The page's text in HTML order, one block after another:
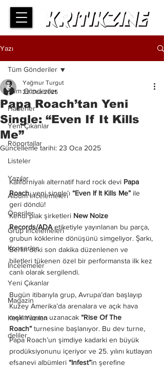
Yazı
Tüm Gönderiler
Haberler
Yeni Çıkanlar
Röportajlar
Listeler
Yazılar
Albüm İncelemeleri
Öneriler
Grup İncelemeleri
Konserler
İncelemeler
Yeni Çıkanlar
Magazin
Keşif Yazıları
deliler
Tüm Gönderiler
Papa Roach’tan Yeni
Single: “Even If It Kills
Me”
Yağmur Turgut
22 Oca 2025
Güncelleme tarihi: 23 Oca 2025
Kaliforniyalı alternatif hard rock devi Papa
Roach, yeni single’ı “Even If It Kills Me” ile
geri döndü!
Kendi plak şirketleri New Noize
Records/ADA etiketiyle yayınlanan bu parça,
grubun köklerine dönüşünü simgeliyor. Şarkı,
Berlin’deki son dakika düzenlenen ve
biletleri tükenen özel bir performansta ilk kez
canlı olarak sergilendi.
Bugün itibarıyla grup, Avrupa’dan başlayıp
Kuzey Amerika’da arenalara ve açık hava
mekanlarına uzanacak “Rise Of The
Roach” turnesine başlanıyor. Bu dev turne,
Papa Roach’un şimdiye kadarki en büyük
prodüksiyonunu içeriyor ve 25. yılını kutlayan
efsanevi albümleri “Infest”in şerefine